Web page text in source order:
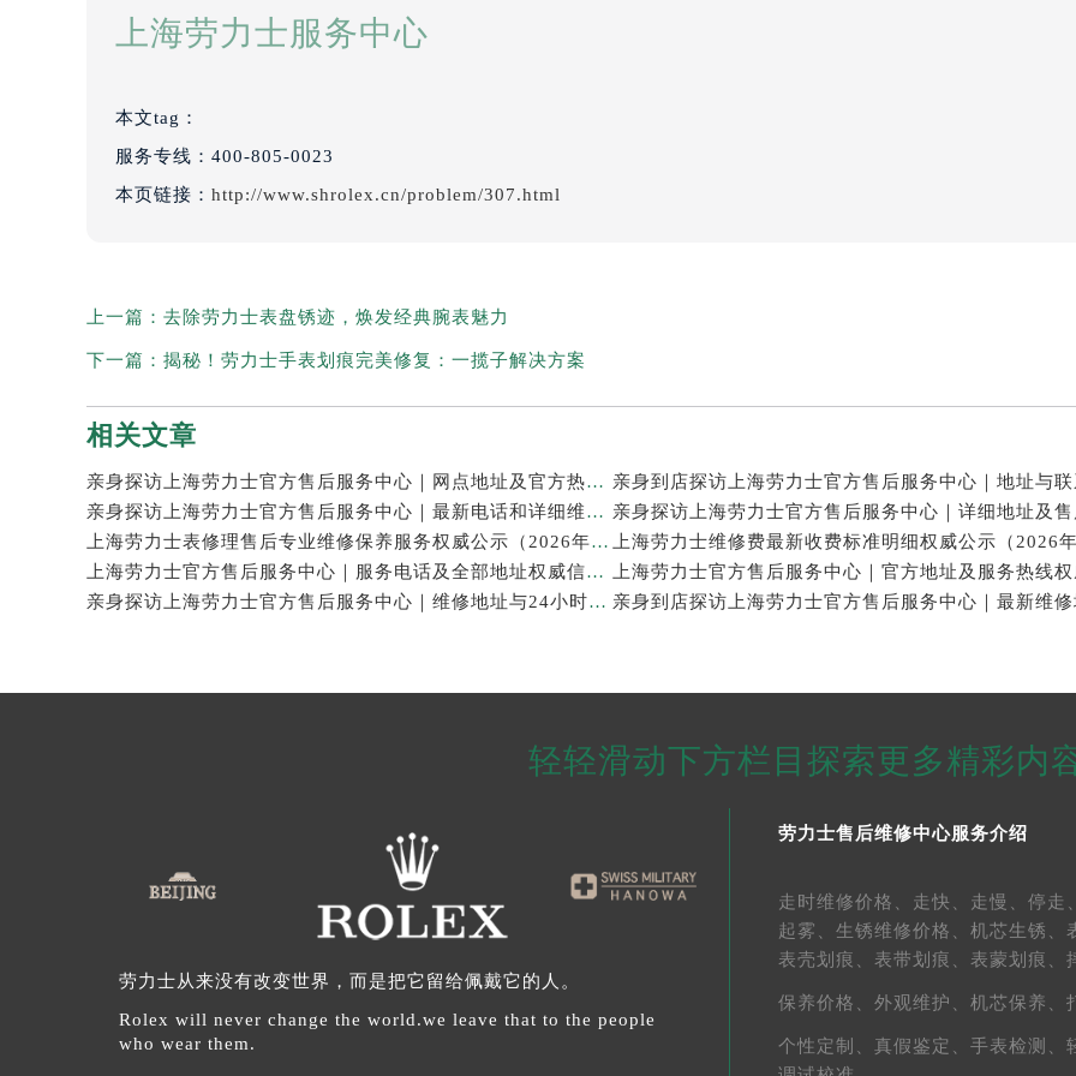
上海劳力士服务中心
本文tag：
服务专线： 400-805-0023
本页链接： http://www.shrolex.cn/problem/307.html
上一篇： 去除劳力士表盘锈迹，焕发经典腕表魅力
下一篇： 揭秘！劳力士手表划痕完美修复：一揽子解决方案
相关文章
亲身探访上海劳力士官方售后服务中心｜网点地址及官方热线（2026年7月最新）
亲身探访上海劳力士官方售后服务中心｜最新电话和详细维修地址（2026年7月最新）
上海劳力士表修理售后专业维修保养服务权威公示（2026年7月最新）
上海劳力士官方售后服务中心｜服务电话及全部地址权威信息公示（2026年7月最新）
亲身探访上海劳力士官方售后服务中心｜维修地址与24小时服务电话（2026年7月最新）
轻轻滑动下方栏目探索更多精彩内
劳力士从来没有改变世界，而是把它留给佩戴它的人。
Rolex will never change the world.we leave that to the people
who wear them.
劳力士售后维修中心服务介绍
走时维修价格、 走快、 走慢、 停走、
起雾、 生锈维修价格、 机芯生锈、
表壳划痕、 表带划痕、 表蒙划痕、
保养价格、 外观维护、 机芯保养、
个性定制、 真假鉴定、 手表检测、